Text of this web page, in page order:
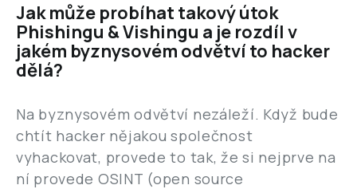
Jak může probíhat takový útok
Phishingu & Vishingu a je rozdíl v
jakém byznysovém odvětví to hacker
dělá?
Na byznysovém odvětví nezáleží. Když bude
chtít hacker nějakou společnost
vyhackovat, provede to tak, že si nejprve na
ní provede OSINT (open source